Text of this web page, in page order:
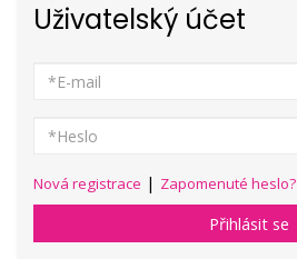
Uživatelský účet
Nová registrace | Zapomenuté heslo?
Přihlásit se